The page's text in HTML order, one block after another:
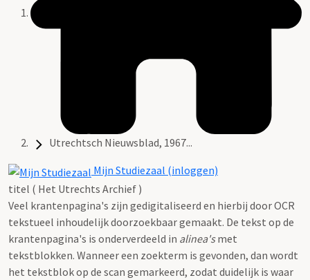
Utrechtsch Nieuwsblad, 1967...
Mijn Studiezaal (inloggen)
titel ( Het Utrechts Archief )
Veel krantenpagina's zijn gedigitaliseerd en hierbij door OCR
tekstueel inhoudelijk doorzoekbaar gemaakt. De tekst op de
krantenpagina's is onderverdeeld in alinea'smet
tekstblokken. Wanneer een zoekterm is gevonden, dan wordt
het tekstblok op de scan gemarkeerd, zodat duidelijk is waar